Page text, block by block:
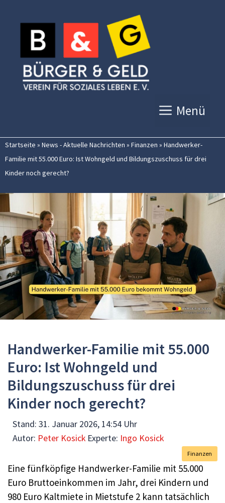
Inhalt
springen
Menü
Startseite » News - Aktuelle Nachrichten » Finanzen » Handwerker-
Familie mit 55.000 Euro: Ist Wohngeld und Bildungszuschuss für drei
Kinder noch gerecht?
Handwerker-Familie mit 55.000
Euro: Ist Wohngeld und
Bildungszuschuss für drei
Kinder noch gerecht?
Stand: 31. Januar 2026, 14:54 Uhr
Autor: Peter Kosick Experte: Ingo Kosick
Finanzen
Eine fünfköpfige Handwerker-Familie mit 55.000
Euro Bruttoeinkommen im Jahr, drei Kindern und
980 Euro Kaltmiete in Mietstufe 2 kann tatsächlich